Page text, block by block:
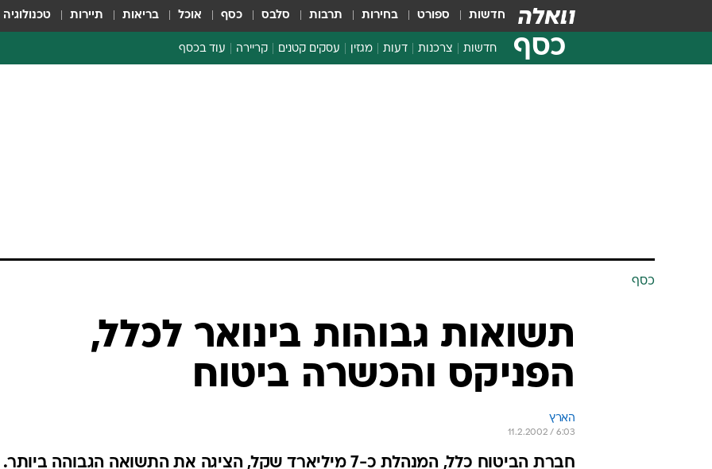
חדשות ספורט בחירות תרבות סלבס כסף אוכל בריאות תיירות טכנולוגיה
כסף חדשות צרכנות דעות מגזין עסקים קטנים קריירה עוד בכסף
כסף
תשואות גבוהות בינואר לכלל,
הפניקס והכשרה ביטוח
הארץ
11.2.2002 / 6:03
חברת הביטוח כלל, המנהלת כ-7 מיליארד שקל, הציגה את התשואה הגבוהה ביותר.